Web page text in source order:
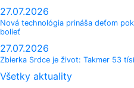
27.07.2026
Nová technológia prináša deťom
bolieť
27.07.2026
Zbierka Srdce je život: Takmer 53
Všetky aktuality